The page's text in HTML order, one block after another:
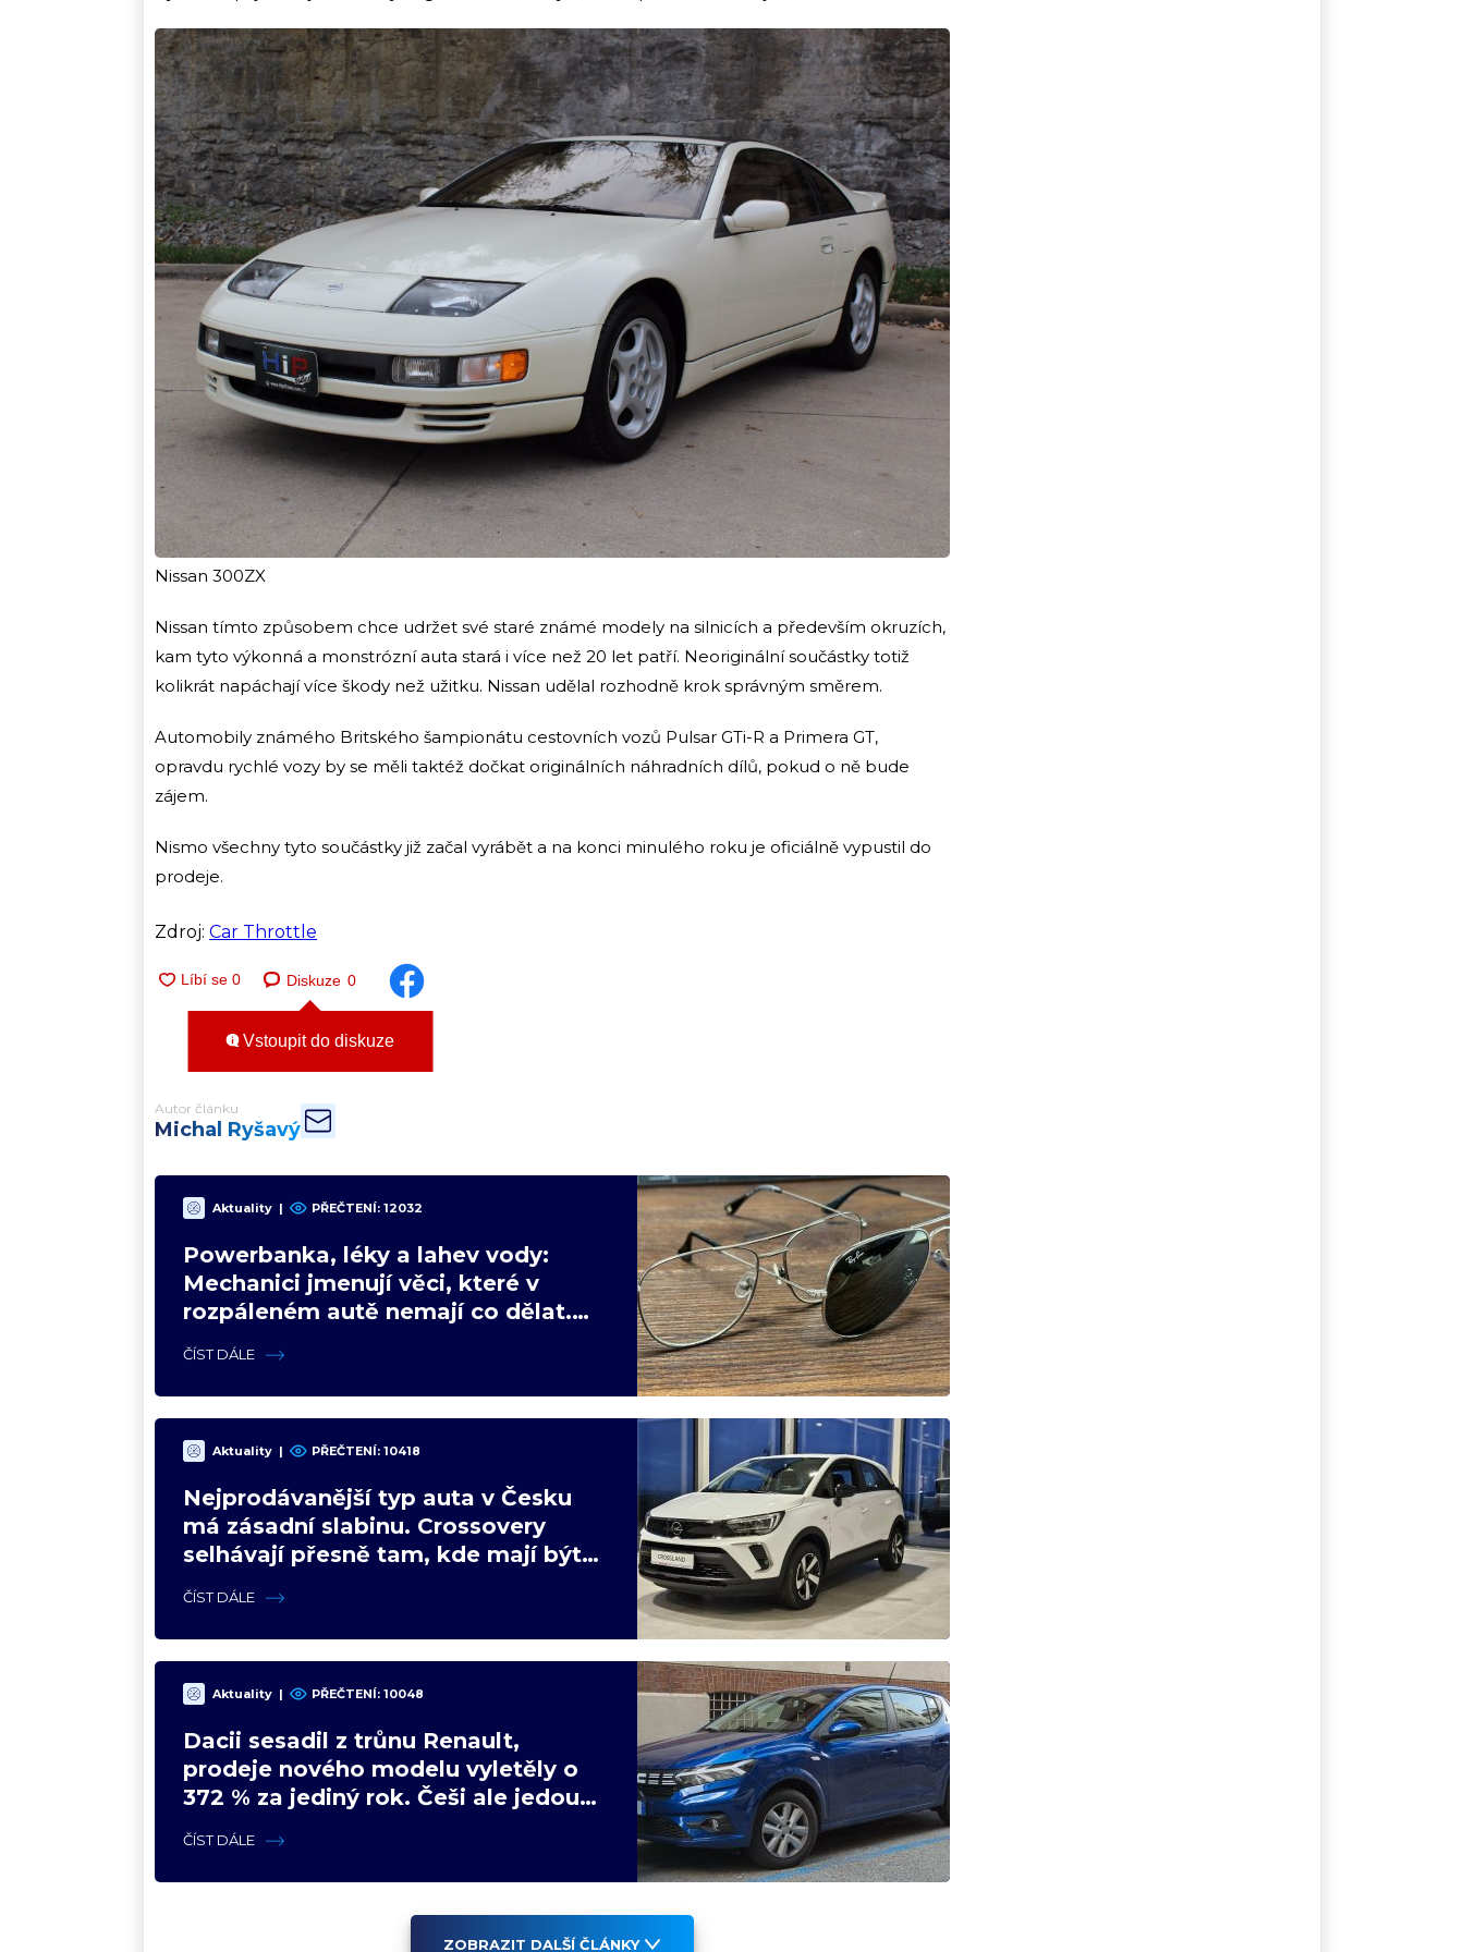
Nissan 300ZX
Nissan tímto způsobem chce udržet své staré známé modely na silnicích a především okruzích,
kam tyto výkonná a monstrózní auta stará i více než 20 let patří. Neoriginální součástky totiž
kolikrát napáchají více škody než užitku. Nissan udělal rozhodně krok správným směrem.
Automobily známého Britského šampionátu cestovních vozů Pulsar GTi-R a Primera GT,
opravdu rychlé vozy by se měli taktéž dočkat originálních náhradních dílů, pokud o ně bude
zájem.
Nismo všechny tyto součástky již začal vyrábět a na konci minulého roku je oficiálně vypustil do
prodeje.
Zdroj: Car Throttle
Diskuze 0
Vstoupit do diskuze
Autor článku
Michal Ryšavý
Aktuality | PŘEČTENÍ: 12032
Powerbanka, léky a lahev vody:
Mechanici jmenují věci, které v
rozpáleném autě nemají co dělat.
Hrozí i požár
ČÍST DÁLE
Aktuality | PŘEČTENÍ: 10418
Nejprodávanější typ auta v Česku
má zásadní slabinu. Crossovery
selhávají přesně tam, kde mají být
nejsilnější
ČÍST DÁLE
Aktuality | PŘEČTENÍ: 10048
Dacii sesadil z trůnu Renault,
prodeje nového modelu vyletěly o
372 % za jediný rok. Češi ale jedou
svojí pohádku
ČÍST DÁLE
ZOBRAZIT DALŠÍ ČLÁNKY